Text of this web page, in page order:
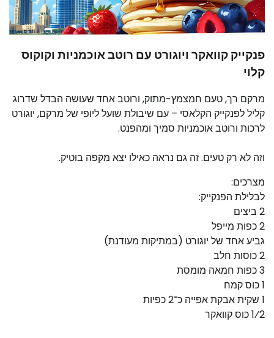
פנקייק קוואקר ויוגורט עם רוטב אוכמניות וקוקוס
קלוי
מרקם רך, טעם חמצמץ-מתוק, ורוטב אחד שעושה הבדל שדרוג
קליל לפנקייק הקלאסי – עם שיבולת שועל ליופי של מרקם, יוגורט
לרכות ורוטב אוכמניות סמיך ומהפנט.
וזה לא רק טעים. זה גם נראה כאילו יצא מקפה בוטיק.
מצרכים:
לבלילת הפנקייק:
2 ביצים
2 כפות מייפל
גביע אחד של יוגורט (במתיקות מעודנת)
2 כוסות חלב
3 כפות חמאה מומסת
1 כוס קמח
1 שקית אבקת אפייה כ־2 כפיות
1⁄2 כוס קוואקר